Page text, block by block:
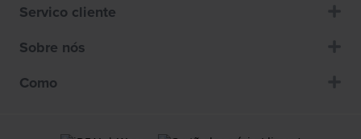
Servico cliente
Sobre nós
Como